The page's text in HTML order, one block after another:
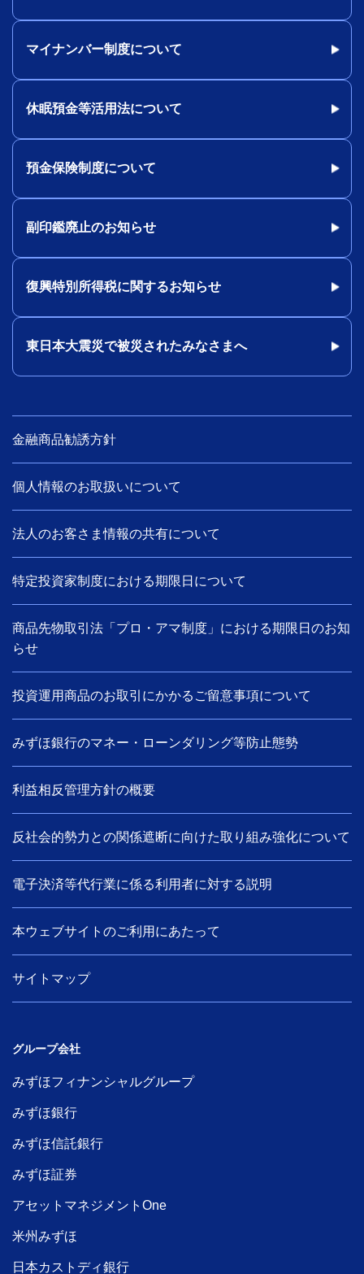
マイナンバー制度について
休眠預金等活用法について
預金保険制度について
副印鑑廃止のお知らせ
復興特別所得税に関するお知らせ
東日本大震災で被災されたみなさまへ
金融商品勧誘方針
個人情報のお取扱いについて
法人のお客さま情報の共有について
特定投資家制度における期限日について
商品先物取引法「プロ・アマ制度」における期限日のお知
らせ
投資運用商品のお取引にかかるご留意事項について
みずほ銀行のマネー・ローンダリング等防止態勢
利益相反管理方針の概要
反社会的勢力との関係遮断に向けた取り組み強化について
電子決済等代行業に係る利用者に対する説明
本ウェブサイトのご利用にあたって
サイトマップ
グループ会社
みずほフィナンシャルグループ
みずほ銀行
みずほ信託銀行
みずほ証券
アセットマネジメントOne
米州みずほ
日本カストディ銀行